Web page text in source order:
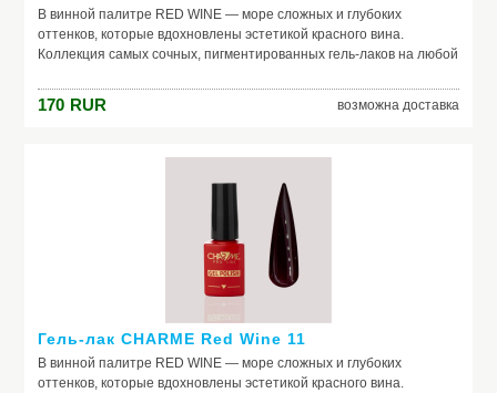
В винной палитре RED WINE — море сложных и глубоких
оттенков, которые вдохновлены эстетикой красного вина.
Коллекция самых сочных, пигментированных гель-лаков на любой
вдохновением. Скорее открывай свой, как бутылку изысканного
вина, и пили шедевральные nails.
170 RUR возможна доставка
Гель-лак CHARME Red Wine 11
В винной палитре RED WINE — море сложных и глубоких
оттенков, которые вдохновлены эстетикой красного вина.